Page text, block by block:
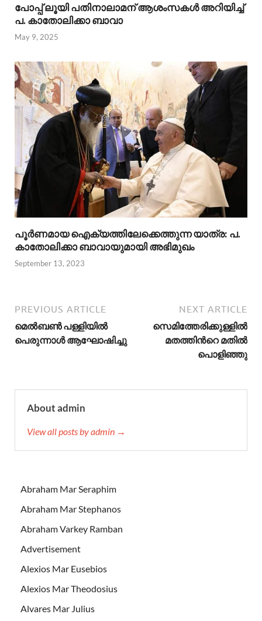
പോപ്പ് ലൂയി പതിനാലാമന് ആശംസകൾ അറിയിച്ച്
പ. കാതോലിക്കാ ബാവാ
May 9, 2025
പൂ​ർ​ണ​മാ​യ ഐ​ക്യ​ത്തി​ലേ​ക്കെ​ത്തു​ന്ന യാ​ത്ര: പ.
കാതോലിക്കാ ബാവായുമായി അഭിമുഖം
September 13, 2023
PREVIOUS ARTICLE
മെല്‍ബണ്‍ പള്ളിയില്‍
പെരുന്നാള്‍ ആഘോഷിച്ചു
NEXT ARTICLE
സെമിത്തേരിക്കുള്ളില്‍
മതത്തിന്‍റെ മതില്‍
പൊളിഞ്ഞു
About admin
View all posts by admin →
Abraham Mar Seraphim
Abraham Mar Stephanos
Abraham Varkey Ramban
Advertisement
Alexios Mar Eusebios
Alexios Mar Theodosius
Alvares Mar Julius